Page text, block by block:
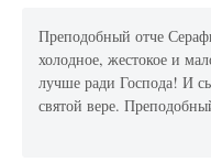
Преподобный отче
холодное, жестокое и
лучше ради Господа! И
святой вере.